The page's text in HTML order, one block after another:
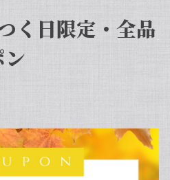
く日限定・全品